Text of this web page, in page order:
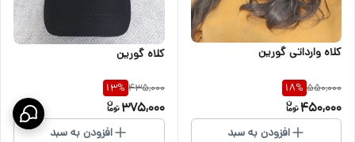
کلاه وارداتی گورین
550,000
18%
450,000
افزودن به سبد
کلاه گورین
435,000
13%
375,000
افزودن به سبد